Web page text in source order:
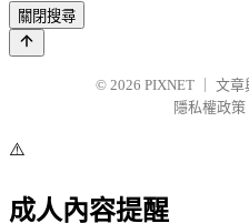
關閉搜尋
© 2026 PIXNET
文章
隱私權政策
⚠️
成人內容提醒